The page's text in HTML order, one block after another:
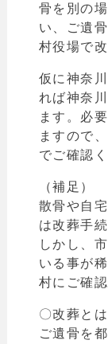
骨を別の
い、
ご遺
村役場で
仮に 神奈
れば神奈川
ます。 必
ますので
でご確認
（補足）
散骨や自
は改葬手
しかし、
いる事が
村にご確
〇改葬とは
ご遺骨を